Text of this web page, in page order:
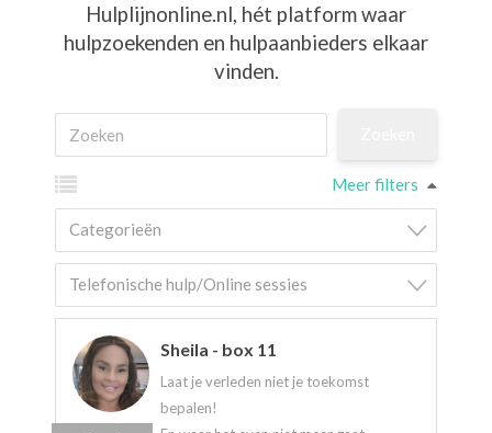
Hulplijnonline.nl, hét platform waar
hulpzoekenden en hulpaanbieders elkaar
vinden.
Meer filters
Categorieën
Telefonische hulp/Online sessies
Sheila - box 11
Laat je verleden niet je toekomst
bepalen!